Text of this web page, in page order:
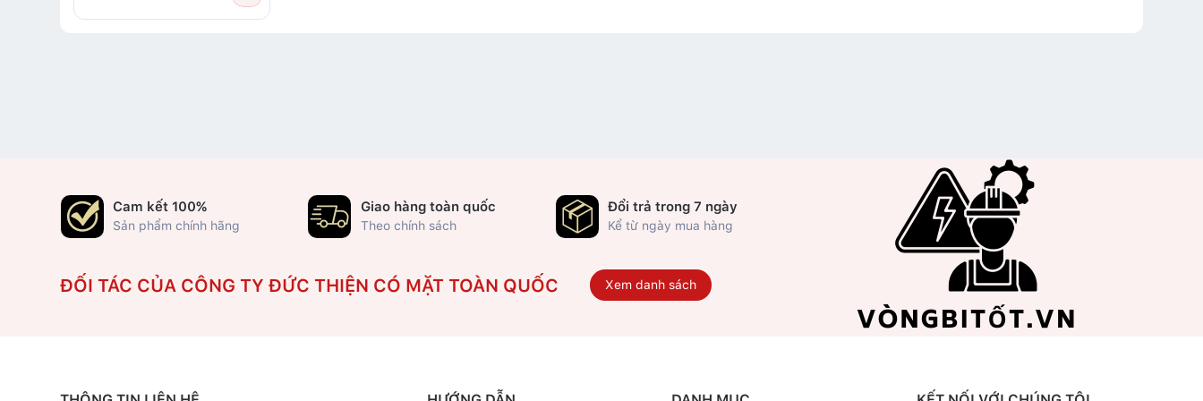
Cam kết 100%
Sản phẩm chính hãng
Giao hàng toàn quốc
Theo chính sách
Đổi trả trong 7 ngày
Kể từ ngày mua hàng
ĐỐI TÁC CỦA CÔNG TY ĐỨC THIỆN CÓ MẶT TOÀN QUỐC Xem danh sách